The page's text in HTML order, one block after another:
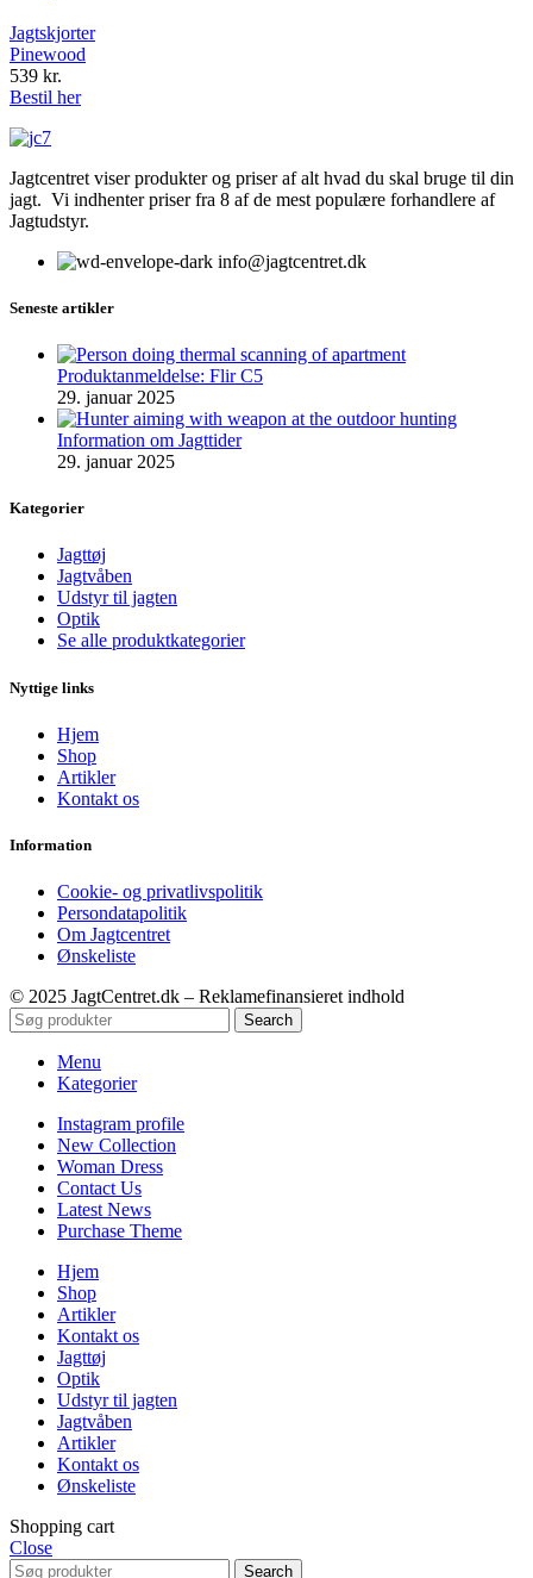
Jagtskjorter
Pinewood
539 kr.
Bestil her
Jagtcentret viser produkter og priser af alt hvad du skal bruge til din
jagt. Vi indhenter priser fra 8 af de mest populære forhandlere af
Jagtudstyr.
info@jagtcentret.dk
Seneste artikler
Produktanmeldelse: Flir C5
29. januar 2025
Information om Jagttider
29. januar 2025
Kategorier
Jagttøj
Jagtvåben
Udstyr til jagten
Optik
Se alle produktkategorier
Nyttige links
Hjem
Shop
Artikler
Kontakt os
Information
Cookie- og privatlivspolitik
Persondatapolitik
Om Jagtcentret
Ønskeliste
© 2025 JagtCentret.dk – Reklamefinansieret indhold
Search
Menu
Kategorier
Instagram profile
New Collection
Woman Dress
Contact Us
Latest News
Purchase Theme
Hjem
Shop
Artikler
Kontakt os
Jagttøj
Optik
Udstyr til jagten
Jagtvåben
Artikler
Kontakt os
Ønskeliste
Shopping cart
Close
Search